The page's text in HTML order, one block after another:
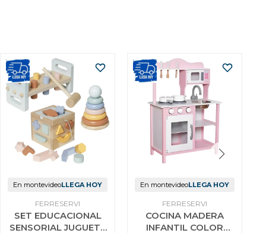
En montevideoLLEGA HOY
FERRESERVI
SET EDUCACIONAL
SENSORIAL JUGUETE
En montevideoLLEGA HOY
FERRESERVI
COCINA MADERA
INFANTIL COLOR